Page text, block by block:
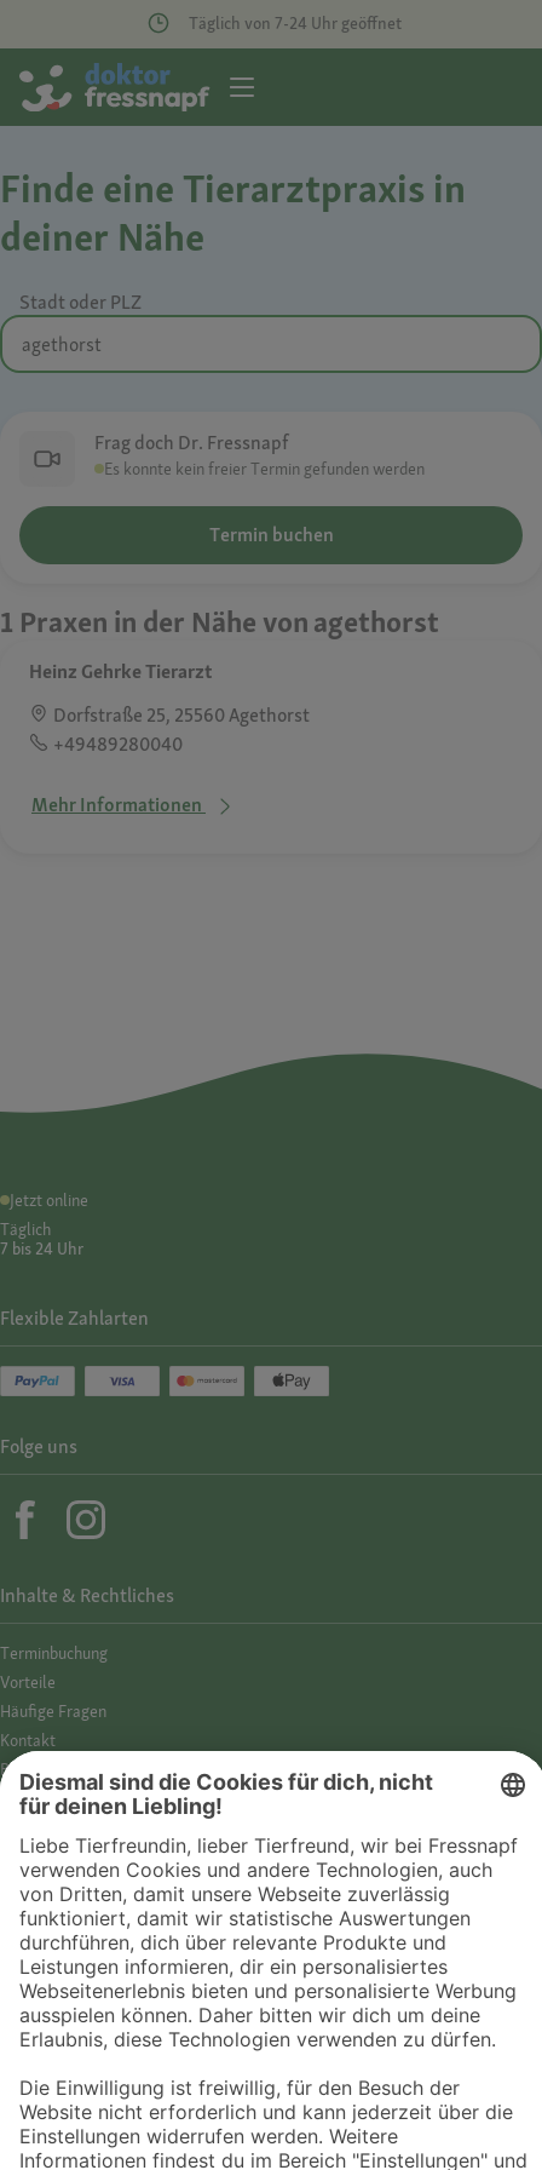
Täglich von 7-24 Uhr geöffnet
Finde eine Tierarztpraxis in
deiner Nähe
Stadt oder PLZ
Frag doch Dr. Fressnapf
Es konnte kein freier Termin gefunden werden
Termin buchen
1 Praxen in der Nähe von agethorst
Heinz Gehrke Tierarzt
Dorfstraße 25, 25560 Agethorst
+49489280040
Mehr Informationen
Jetzt online
Täglich
7 bis 24 Uhr
© 2026 Fressnapf Tiernahrungs GmbH
Inhalte & Rechtliches
Termin­buchung
Vorteile
Häufige Fragen
Kontakt
Barrierefreiheit
Impressum
Cookies
AGB
Entdecke Fressnapf
Tierversicherung
GPS-Tracker
Online-Shop
Flexible Zahlarten
Folge uns